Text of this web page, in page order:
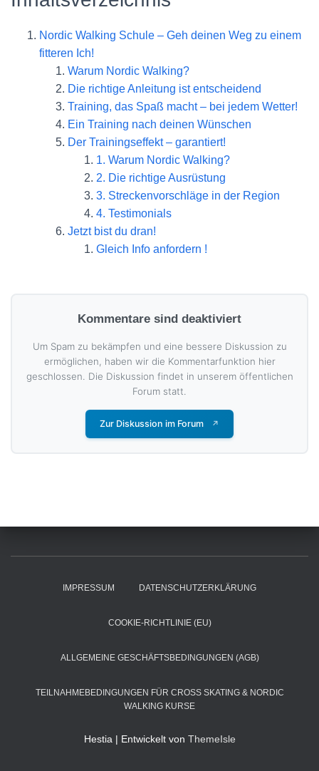
Nordic Walking Schule – Geh deinen Weg zu einem
fitteren Ich!
Warum Nordic Walking?
Die richtige Anleitung ist entscheidend
Training, das Spaß macht – bei jedem Wetter!
Ein Training nach deinen Wünschen
Der Trainingseffekt – garantiert!
1. Warum Nordic Walking?
2. Die richtige Ausrüstung
3. Streckenvorschläge in der Region
4. Testimonials
Jetzt bist du dran!
Gleich Info anfordern !
Kommentare sind deaktiviert
Um Spam zu bekämpfen und eine bessere Diskussion zu
ermöglichen, haben wir die Kommentarfunktion hier
geschlossen. Die Diskussion findet in unserem öffentlichen
Forum statt.
Zur Diskussion im Forum ↗
IMPRESSUM DATENSCHUTZERKLÄRUNG
COOKIE-RICHTLINIE (EU)
ALLGEMEINE GESCHÄFTSBEDINGUNGEN (AGB)
TEILNAHMEBEDINGUNGEN FÜR CROSS SKATING & NORDIC
WALKING KURSE
Hestia | Entwickelt von ThemeIsle